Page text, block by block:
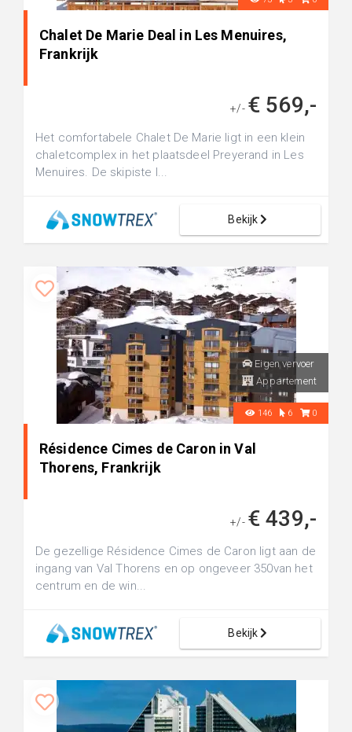
Chalet De Marie Deal in Les Menuires,
Frankrijk
+/- € 569,-
Het comfortabele Chalet De Marie ligt in een klein
chaletcomplex in het plaatsdeel Preyerand in Les
Menuires. De skipiste l...
Bekijk
Eigen vervoer
Appartement
146 6 0
Résidence Cimes de Caron in Val
Thorens, Frankrijk
+/- € 439,-
De gezellige Résidence Cimes de Caron ligt aan de
ingang van Val Thorens en op ongeveer 350van het
centrum en de win...
Bekijk